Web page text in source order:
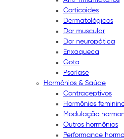
Corticoides
Dermatológicos
Dor muscular
Dor neuropática
Enxaqueca
Gota
Psoríase
Hormônios & Saúde
Contraceptivos
Hormônios
Modulação
Outros hormônios
Performance